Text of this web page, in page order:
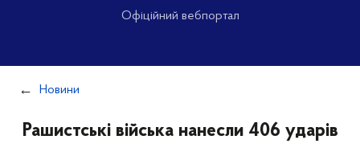
Офіційний вебпортал
Новини
Рашистські війська нанесли 406 ударів